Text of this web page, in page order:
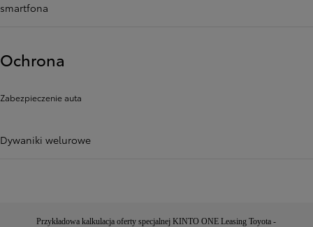
smartfona
Ochrona
Zabezpieczenie auta
Dywaniki welurowe
Przykładowa kalkulacja oferty specjalnej KINTO ONE Leasing Toyota -